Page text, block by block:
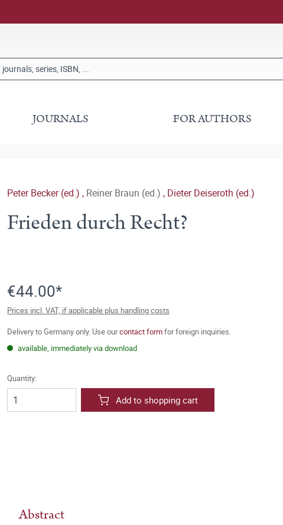
JOURNALS FOR AUTHORS
Peter Becker (ed.) , Reiner Braun (ed.) , Dieter Deiseroth (ed.)
Frieden durch Recht?
€44.00*
Prices incl. VAT, if applicable plus handling costs
Delivery to Germany only. Use ourcontact formfor foreign inquiries.
available, immediately via download
Quantity:
Add to shopping cart
Abstract